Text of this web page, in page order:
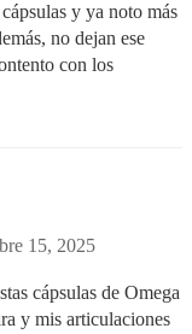
y ya noto más
no dejan ese
con los
15, 2025
cápsulas de Omega
y mis articulaciones